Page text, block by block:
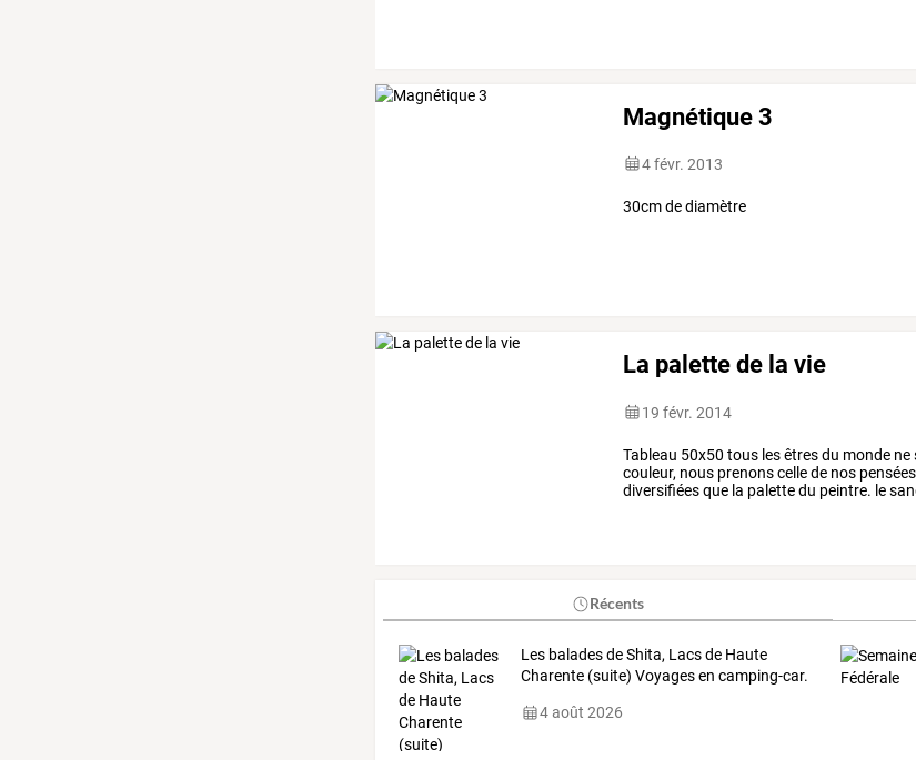
Magnétique 3
4 févr. 2013
30cm de diamètre
La palette de la vie
19 févr. 2014
Tableau 50x50 tous les êtres du monde
couleur, nous prenons celle de nos
diversifiées que la palette du peintre. le
Récents
Les balades de Shita, Lacs de Haute
Charente (suite) Voyages en camping-car.
4 août 2026